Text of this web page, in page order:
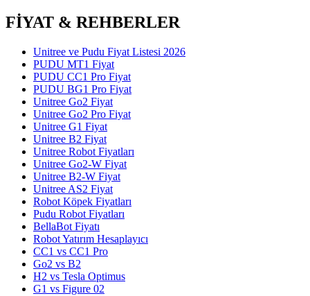
FİYAT & REHBERLER
Unitree ve Pudu Fiyat Listesi 2026
PUDU MT1 Fiyat
PUDU CC1 Pro Fiyat
PUDU BG1 Pro Fiyat
Unitree Go2 Fiyat
Unitree Go2 Pro Fiyat
Unitree G1 Fiyat
Unitree B2 Fiyat
Unitree Robot Fiyatları
Unitree Go2-W Fiyat
Unitree B2-W Fiyat
Unitree AS2 Fiyat
Robot Köpek Fiyatları
Pudu Robot Fiyatları
BellaBot Fiyatı
Robot Yatırım Hesaplayıcı
CC1 vs CC1 Pro
Go2 vs B2
H2 vs Tesla Optimus
G1 vs Figure 02